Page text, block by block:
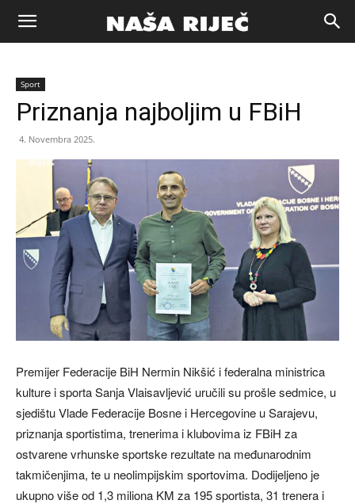
Naša
riječ
Zenica
Sport
Priznanja najboljim u FBiH
4. Novembra 2025.
Premijer Federacije BiH Nermin Nikšić i federalna ministrica
kulture i sporta Sanja Vlaisavljević uručili su prošle sedmice, u
sjedištu Vlade Federacije Bosne i Hercegovine u Sarajevu,
priznanja sportistima, trenerima i klubovima iz FBiH za
ostvarene vrhunske sportske rezultate na međunarodnim
takmičenjima, te u neolimpijskim sportovima. Dodijeljeno je
ukupno više od 1,3 miliona KM za 195 sportista, 31 trenera i